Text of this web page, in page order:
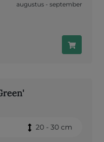
augustus - september
20 - 30 cm